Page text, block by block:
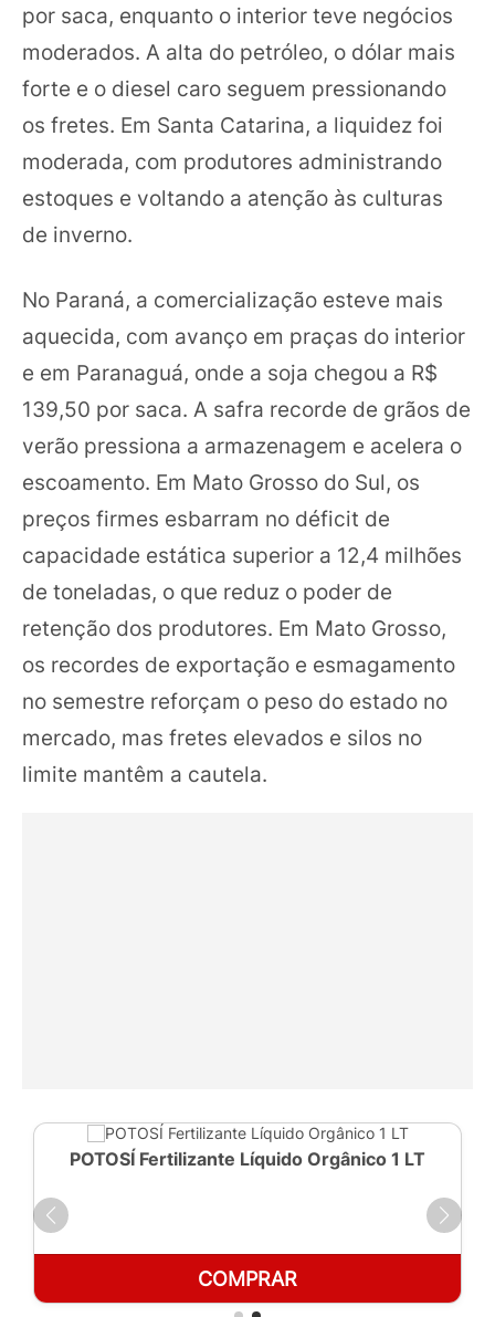
por saca, enquanto o interior teve negócios
moderados. A alta do petróleo, o dólar mais
forte e o diesel caro seguem pressionando
os fretes. Em Santa Catarina, a liquidez foi
moderada, com produtores administrando
estoques e voltando a atenção às culturas
de inverno.
No Paraná, a comercialização esteve mais
aquecida, com avanço em praças do interior
e em Paranaguá, onde a soja chegou a R$
139,50 por saca. A safra recorde de grãos de
verão pressiona a armazenagem e acelera o
escoamento. Em Mato Grosso do Sul, os
preços firmes esbarram no déficit de
capacidade estática superior a 12,4 milhões
de toneladas, o que reduz o poder de
retenção dos produtores. Em Mato Grosso,
os recordes de exportação e esmagamento
no semestre reforçam o peso do estado no
mercado, mas fretes elevados e silos no
limite mantêm a cautela.
POTOSÍ Fertilizante Líquido Orgânico 1 LT
COMPRAR